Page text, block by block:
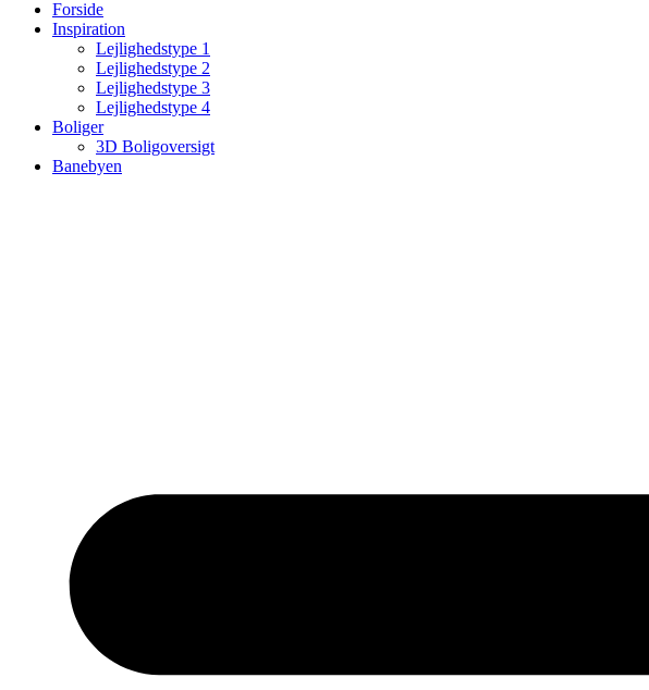
Forside
Inspiration
Lejlighedstype 1
Lejlighedstype 2
Lejlighedstype 3
Lejlighedstype 4
Boliger
3D Boligoversigt
Banebyen